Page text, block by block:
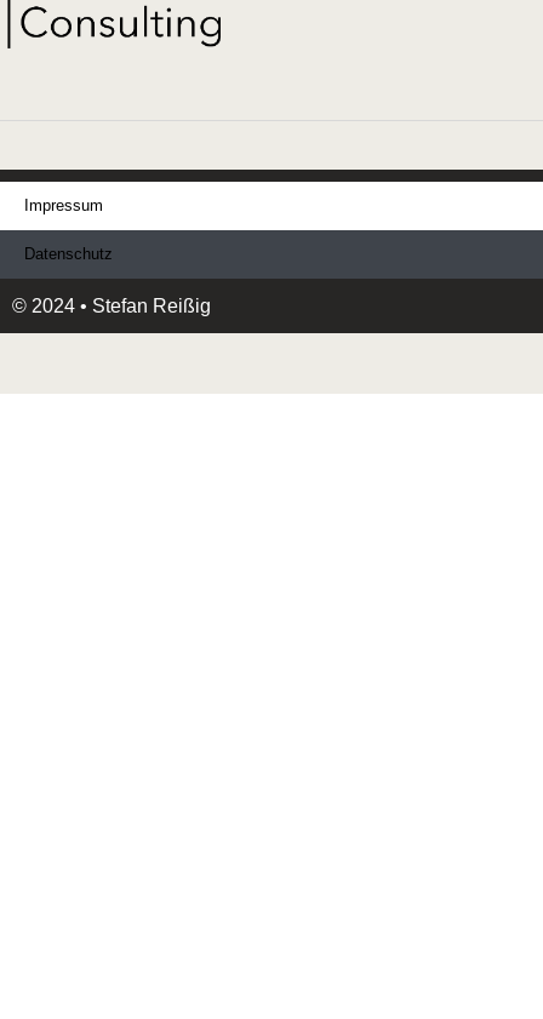
Impressum
Datenschutz
© 2024 • Stefan Reißig